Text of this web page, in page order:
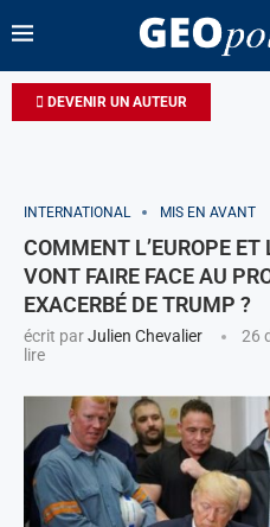
DEVENIR UN AUTEUR
INTERNATIONAL MIS EN AVANT
COMMENT L’EUROPE ET
VONT FAIRE FACE AU
EXACERBÉ DE TRUMP ?
écrit parJulien Chevalier 26
lire